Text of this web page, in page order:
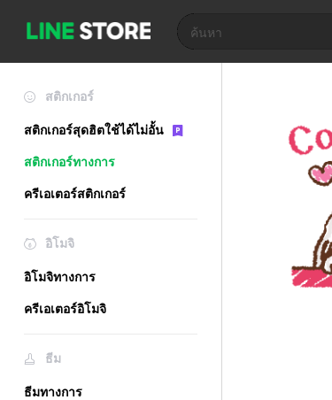
สติกเกอร์
สติกเกอร์สุดฮิตใช้ได้ไม่อั้น
สติกเกอร์ทางการ
ครีเอเตอร์สติกเกอร์
อิโมจิ
อิโมจิทางการ
ครีเอเตอร์อิโมจิ
ธีม
ธีมทางการ